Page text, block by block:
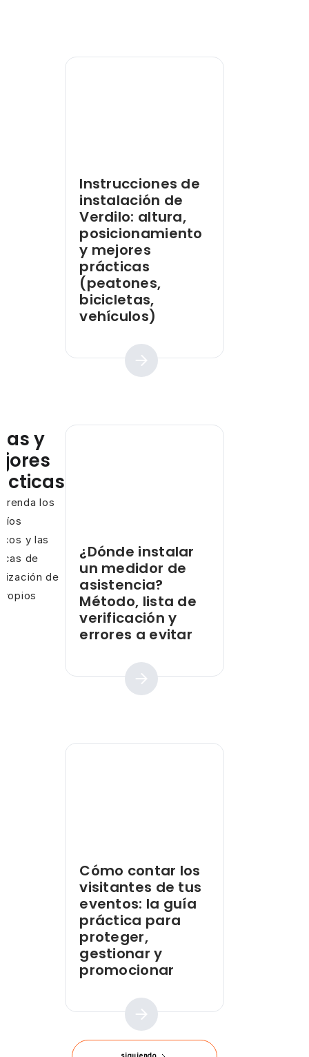
y
los
y las
de
de
Instrucciones de
instalación de
Verdilo: altura,
posicionamiento
y mejores
prácticas
(peatones,
bicicletas,
vehículos)
¿Dónde instalar
un medidor de
asistencia?
Método, lista de
verificación y
errores a evitar
Cómo contar los
visitantes de tus
eventos: la guía
práctica para
proteger,
gestionar y
promocionar